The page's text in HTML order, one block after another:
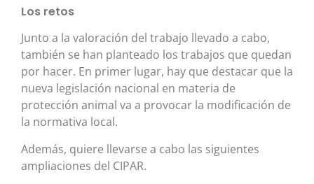
Los retos
Junto a la valoración del trabajo llevado a cabo,
también se han planteado los trabajos que quedan
por hacer. En primer lugar, hay que destacar que la
nueva legislación nacional en materia de
protección animal va a provocar la modificación de
la normativa local.
Además, quiere llevarse a cabo las siguientes
ampliaciones del CIPAR.